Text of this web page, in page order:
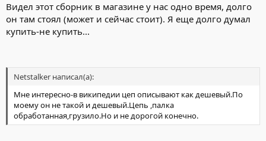
Видел этот сборник в магазине у нас одно время, долго
он там стоял (может и сейчас стоит). Я еще долго думал
купить-не купить...
Netstalker написал(а):
Мне интересно-в википедии цеп описывают как дешевый.По
моему он не такой и дешевый.Цепь ,палка
обработанная,грузило.Но и не дорогой конечно.